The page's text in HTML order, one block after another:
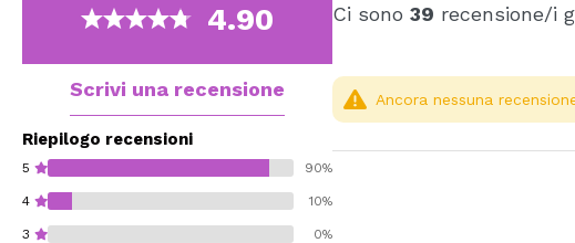
4.90
Scrivi una recensione
Riepilogo recensioni
5 90%
4 10%
3 0%
Ci sono 39 recensione/i
Ancora nessuna